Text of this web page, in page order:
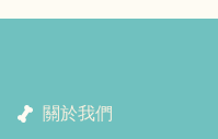
關於我們